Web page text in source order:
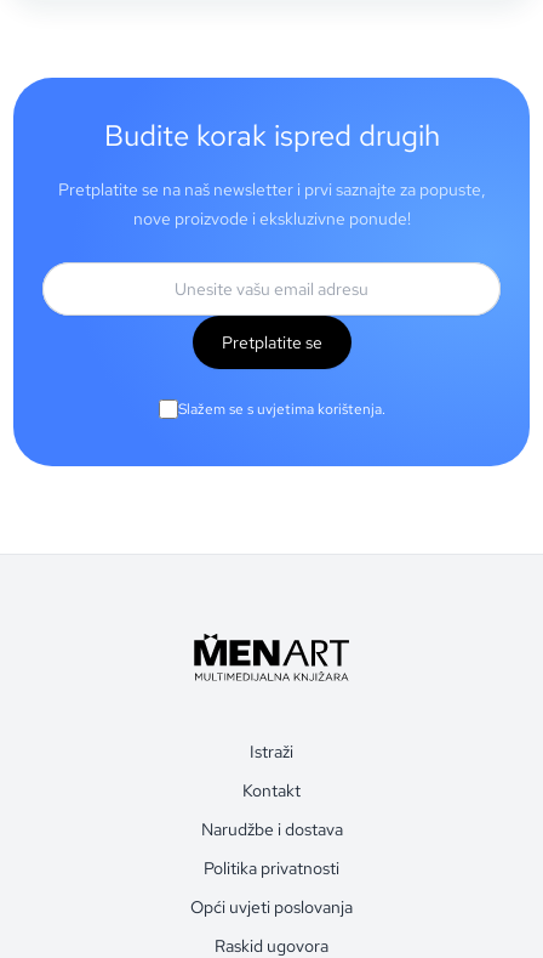
Budite korak ispred drugih
Pretplatite se na naš newsletter i prvi saznajte za popuste,
nove proizvode i ekskluzivne ponude!
Pretplatite se
Slažem se s uvjetima korištenja.
Istraži
Kontakt
Narudžbe i dostava
Politika privatnosti
Opći uvjeti poslovanja
Raskid ugovora